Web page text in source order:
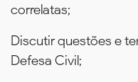
correlatas;
Discutir questões e
Defesa Civil;